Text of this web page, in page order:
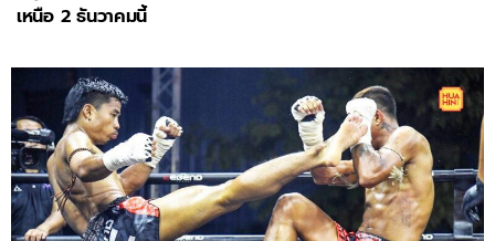
เหนือ 2 ธันวาคมนี้